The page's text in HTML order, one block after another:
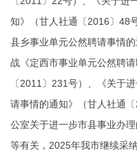
知》（甘人社通〔2016〕48
县乡事业单元公然聘请事情
战《定西市事业单元公然聘
〔2011〕231号）、《关于
请事情的通知》（甘人社通
公室关于进一步市县事业办
等有关，2025年我市继续采